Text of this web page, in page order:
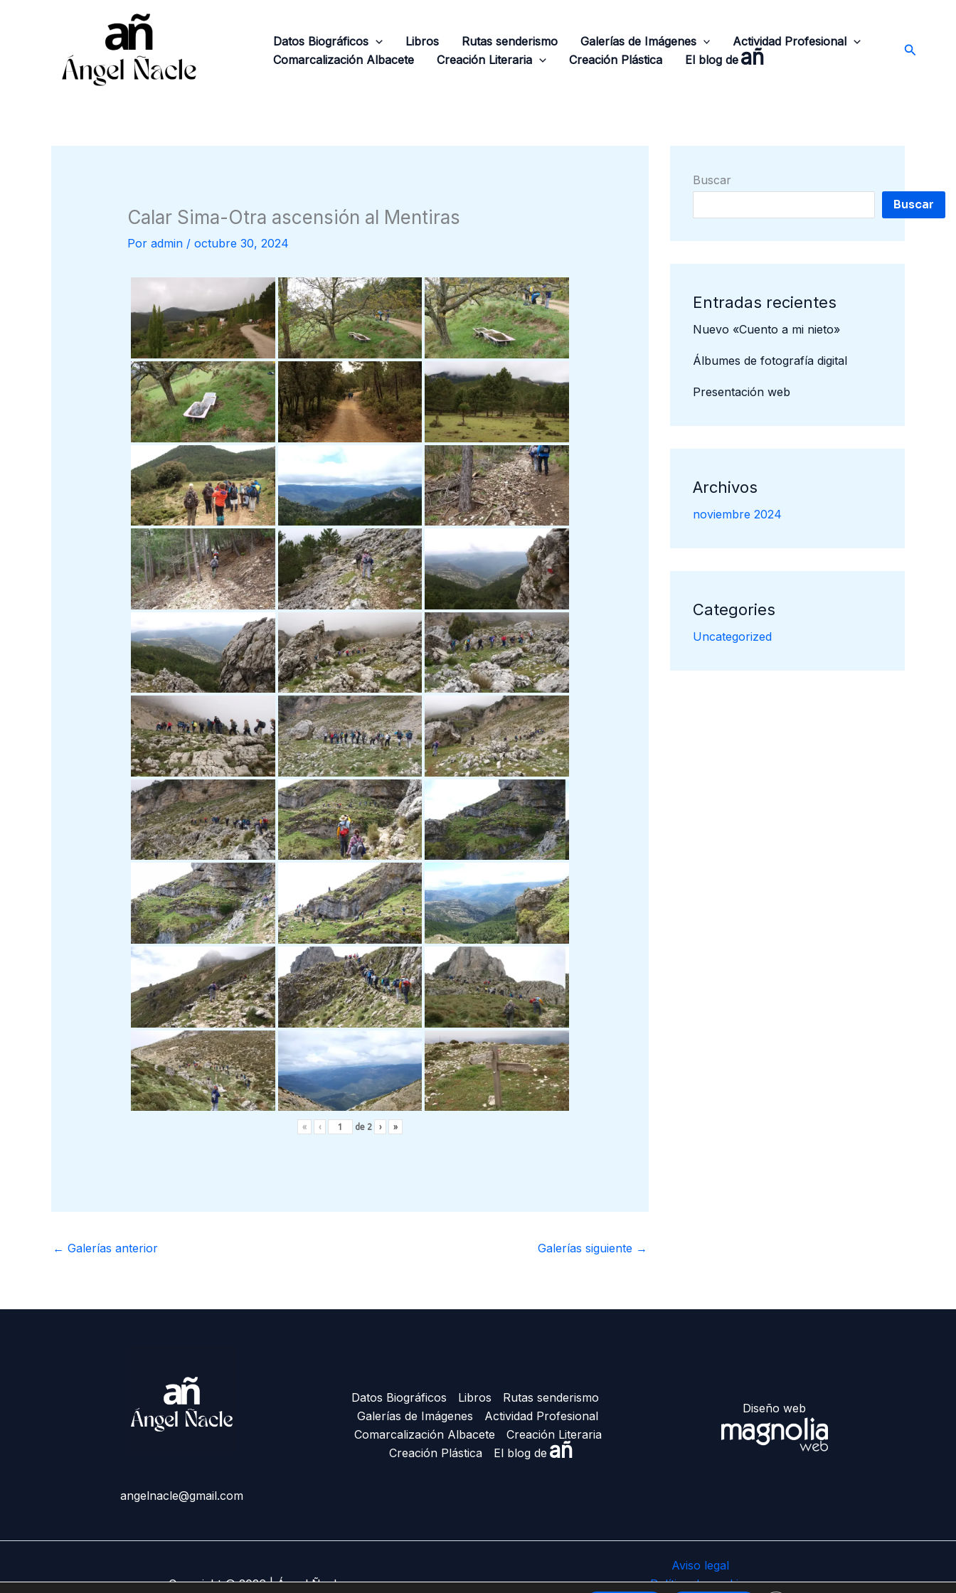
Datos Biográficos Libros Rutas senderismo Galerías de Imágenes
Actividad Profesional
Comarcalización Albacete
Creación Literaria Creación Plástica El blog de añ Buscar
Calar Sima-Otra ascensión al Mentiras
Por admin / octubre 30, 2024
« ‹ de 2 › »
← Galerías anterior Galerías siguiente →
Buscar
Buscar
Entradas recientes
Nuevo «Cuento a mi nieto»
Álbumes de fotografía digital
Presentación web
Archivos
noviembre 2024
Categories
Uncategorized
angelnacle@gmail.com
Datos Biográficos Libros
Rutas senderismo
Galerías de Imágenes
Actividad Profesional
Comarcalización Albacete
Creación Literaria
Creación Plástica
El blog de añ
Diseño web
Copyright © 2026 | Ángel Ñacle
Aviso legal
Política de cookies